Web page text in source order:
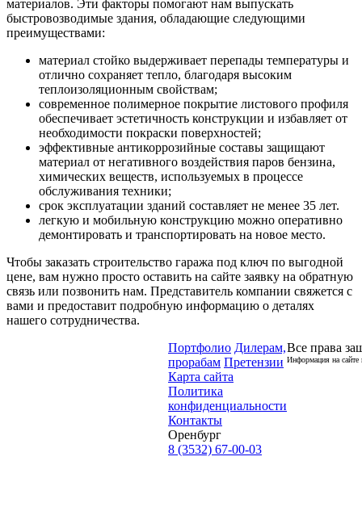
материалов. Эти факторы помогают нам выпускать
быстровозводимые здания, обладающие следующими
преимуществами:
материал стойко выдерживает перепады температуры и
отлично сохраняет тепло, благодаря высоким
теплоизоляционным свойствам;
современное полимерное покрытие листового профиля
обеспечивает эстетичность конструкции и избавляет от
необходимости покраски поверхностей;
эффективные антикоррозийные составы защищают
материал от негативного воздействия паров бензина,
химических веществ, используемых в процессе
обслуживания техники;
срок эксплуатации зданий составляет не менее 35 лет.
легкую и мобильную конструкцию можно оперативно
демонтировать и транспортировать на новое место.
Чтобы заказать строительство гаража под ключ по выгодной
цене, вам нужно просто оставить на сайте заявку на обратную
связь или позвонить нам. Представитель компании свяжется с
вами и предоставит подробную информацию о деталях
нашего сотрудничества.
Портфолио Дилерам,
прорабам Претензии
Карта сайта
Политика
конфиденциальности
Контакты
Оренбург
8 (3532) 67-00-03
Все права
Информация на сайте